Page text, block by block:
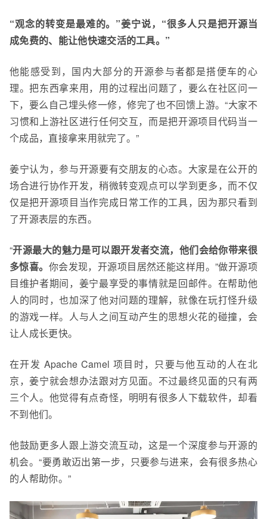
“观念的转变是最难的。”姜宁说，“很多人只是把开源当
成免费的、能让他快速交活的工具。”
他能感受到，国内大部分的开源参与者都是搭便车的心
理。把东西拿来用，用的过程出问题了，要么在社区问一
下，要么自己埋头修一修，修完了也不回馈上游。“大家不
习惯和上游社区进行任何交互，而是把开源项目代码当一
个成品， 直接拿来用就完了。”
姜宁认为，参与开源要有交朋友的心态。大家是在公开的
场合进行协作开发， 稍微转变观点可以学到更多，而不仅
仅是把开源项目 当作完成日常工作的工具， 因为那只看到
了开源表层的东西。
“开源最大的魅力是可以跟开发者交流， 他们会给你带来很
多惊喜。 你会发现， 开源项目居然还能这样用。”做开源项
目维护者期间，姜宁最享受的事情就是回邮件。在帮助他
人的同时，也加深了他对问题的理解，就像在玩打怪升级
的游戏一样。人与人之间互动产生的思想火花的碰撞，会
让人成长更快。
在开发 Apache Camel 项目时，只要与他互动的人在北
京，姜宁就会想办法跟对方见面。不过最终见面的只有两
三个人。他觉得有点奇怪，明明有很多人下载软件，却看
不到他们。
他鼓励更多人跟上游交流互动，这是一个深度参与开源的
机会。“要勇敢迈出第一步，只要参与进来，会有很多热心
的人帮助你。”